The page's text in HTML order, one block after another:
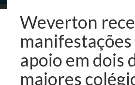
Weverton
manifestações
apoio em dois
maiores